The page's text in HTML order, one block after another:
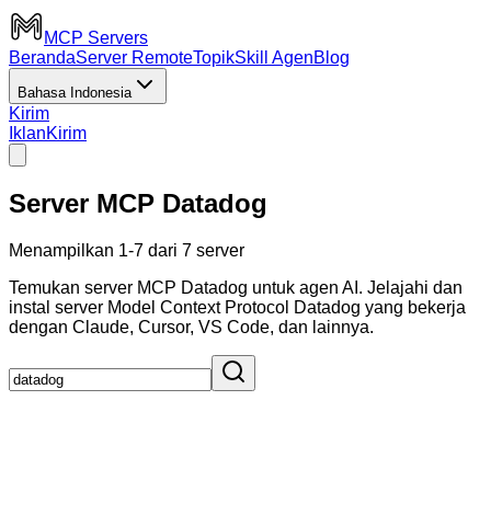
MCP Servers
BerandaServer RemoteTopikSkill AgenBlog
Bahasa Indonesia
Kirim
IklanKirim
Server MCP Datadog
Menampilkan 1-7 dari 7 server
Temukan server MCP Datadog untuk agen AI. Jelajahi dan
instal server Model Context Protocol Datadog yang bekerja
dengan Claude, Cursor, VS Code, dan lainnya.